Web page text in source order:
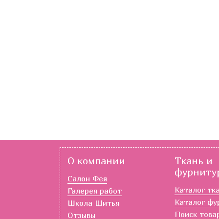
О компании
Салон Фея
Галерея работ
Школа Шитья
Отзывы
Ткань и
Каталог
Каталог
Поиск